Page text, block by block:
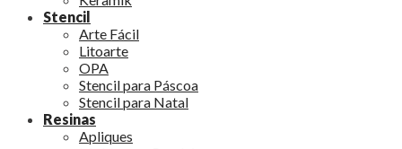
Stencil
Arte Fácil
Litoarte
OPA
Stencil para Páscoa
Stencil para Natal
Resinas
Apliques